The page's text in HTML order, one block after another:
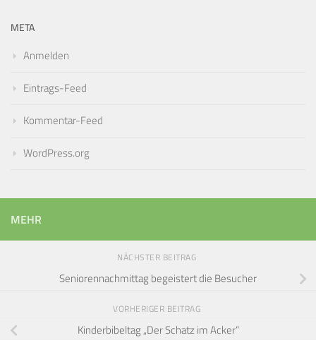
META
Anmelden
Eintrags-Feed
Kommentar-Feed
WordPress.org
MEHR
NÄCHSTER BEITRAG
Seniorennachmittag begeistert die Besucher
VORHERIGER BEITRAG
Kinderbibeltag „Der Schatz im Acker“